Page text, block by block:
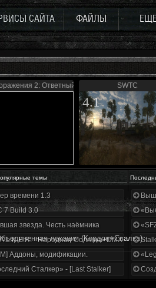
САЙТА ФАЙЛЫ
2: Ответный удар SWTC
4.1
темы
и сюжет | Разбор трейлера
времени 1.3
7 Build 3.0
звезда. Честь наёмника
- Народная Солянка+DMX
Аддоны, модификации.
Сталкер» - [Last Stalker]
локация (Кордон+Свалка)